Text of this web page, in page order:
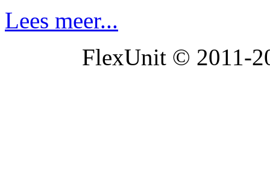
Lees meer...
FlexUnit © 2011-